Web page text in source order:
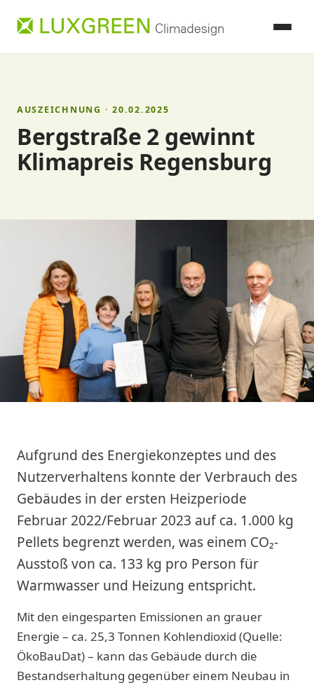
AUSZEICHNUNG · 20.02.2025
Bergstraße 2 gewinnt
Klimapreis Regensburg
Aufgrund des Energiekonzeptes und des
Nutzerverhaltens konnte der Verbrauch des
Gebäudes in der ersten Heizperiode
Februar 2022/Februar 2023 auf ca. 1.000 kg
Pellets begrenzt werden, was einem CO₂-
Ausstoß von ca. 133 kg pro Person für
Warmwasser und Heizung entspricht.
Mit den eingesparten Emissionen an grauer
Energie – ca. 25,3 Tonnen Kohlendioxid (Quelle:
ÖkoBauDat) – kann das Gebäude durch die
Bestandserhaltung gegenüber einem Neubau in